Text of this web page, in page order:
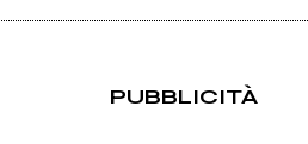
PUBBLICITÀ